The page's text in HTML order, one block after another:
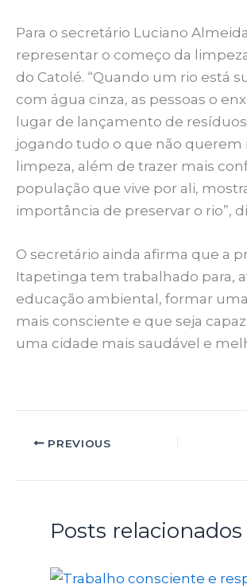
Para o secretário Luciano
representar o começo da
do Catolé. “Quando um rio está
com água cinza, as pessoas o
lugar de lançamento de resíduos
jogando tudo o que não querem
limpeza, além de trazer mais
população que vive por ali,
importância de preservar o rio”,
O secretário ainda afirma que a
Itapetinga tem trabalhado para,
educação ambiental, formar
mais consciente e que seja
uma cidade mais saudável e
PREVIOUS
Posts relacionados